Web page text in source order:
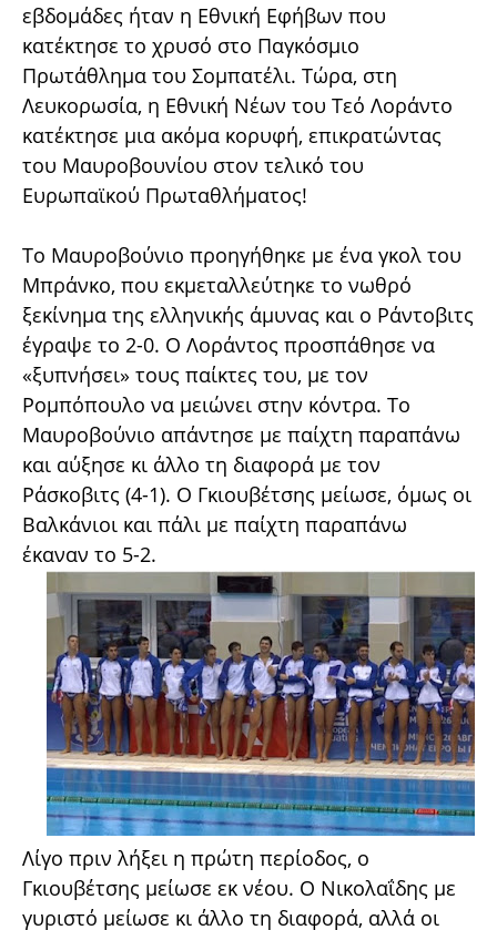
εβδομάδες ήταν η Εθνική Εφήβων που
κατέκτησε το χρυσό στο Παγκόσμιο
Πρωτάθλημα του Σομπατέλι. Τώρα, στη
Λευκορωσία, η Εθνική Νέων του Τεό Λοράντο
κατέκτησε μια ακόμα κορυφή, επικρατώντας
του Μαυροβουνίου στον τελικό του
Ευρωπαϊκού Πρωταθλήματος!
To Μαυροβούνιο προηγήθηκε με ένα γκολ του
Μπράνκο, που εκμεταλλεύτηκε το νωθρό
ξεκίνημα της ελληνικής άμυνας και ο Ράντοβιτς
έγραψε το 2-0. Ο Λοράντος προσπάθησε να
«ξυπνήσει» τους παίκτες του, με τον
Ρομπόπουλο να μειώνει στην κόντρα. Το
Μαυροβούνιο απάντησε με παίχτη παραπάνω
και αύξησε κι άλλο τη διαφορά με τον
Ράσκοβιτς (4-1). Ο Γκιουβέτσης μείωσε, όμως οι
Βαλκάνιοι και πάλι με παίχτη παραπάνω
έκαναν το 5-2.
Λίγο πριν λήξει η πρώτη περίοδος, ο
Γκιουβέτσης μείωσε εκ νέου. Ο Νικολαΐδης με
γυριστό μείωσε κι άλλο τη διαφορά, αλλά οι